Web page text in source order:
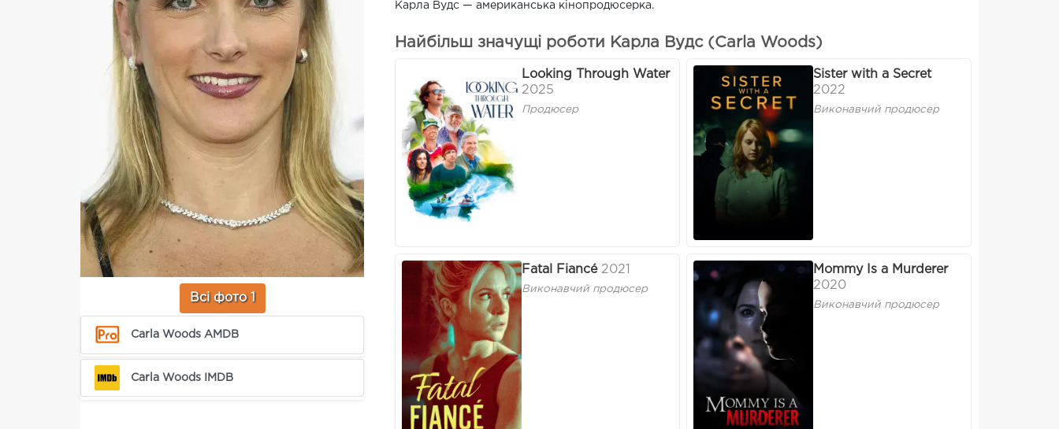
Всі фото 1
Carla Woods AMDB
Carla Woods IMDB
Карла Вудс — американська кінопродюсерка.
Найбільш значущі роботи Карла Вудс (Carla Woods)
Looking Through Water
2025
Продюсер
Sister with a Secret
2022
Виконавчий продюсер
Fatal Fiancé 2021
Виконавчий продюсер
Mommy Is a Murderer
2020
Виконавчий продюсер